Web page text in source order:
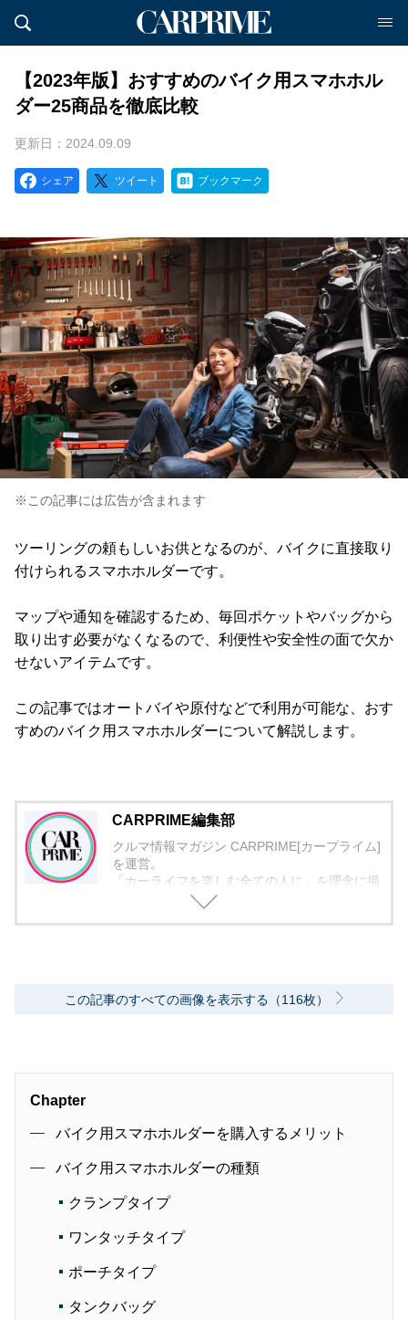
【2023年版】おすすめのバイク用スマホホル
ダー25商品を徹底比較
更新日：2024.09.09
シェア ツイート ブックマーク
※この記事には広告が含まれます
ツーリングの頼もしいお供となるのが、バイクに直接取り
付けられるスマホホルダーです。
マップや通知を確認するため、毎回ポケットやバッグから
取り出す必要がなくなるので、利便性や安全性の面で欠か
せないアイテムです。
この記事ではオートバイや原付などで利用が可能な、おす
すめのバイク用スマホホルダーについて解説します。
CARPRIME編集部
クルマ情報マガジン CARPRIME[カープライム]
を運営。
「カーライフを楽しむ全ての人に」を理念に掲
げ、編集に取り組んでいます。
この記事のすべての画像を表示する（116枚）
Chapter
バイク用スマホホルダーを購入するメリット
バイク用スマホホルダーの種類
クランプタイプ
ワンタッチタイプ
ポーチタイプ
タンクバッグ